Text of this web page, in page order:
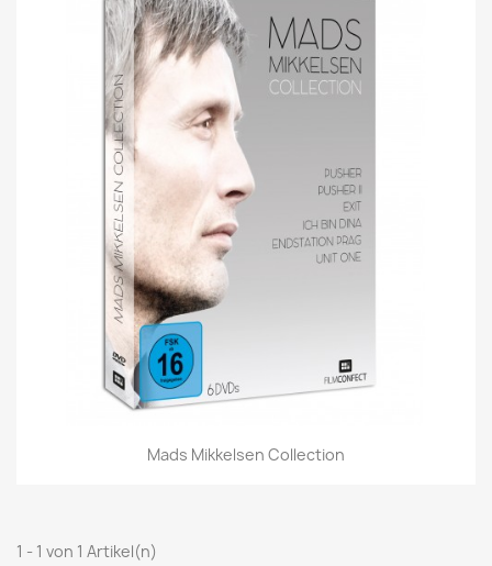
Mads Mikkelsen Collection
1 - 1 von 1 Artikel(n)